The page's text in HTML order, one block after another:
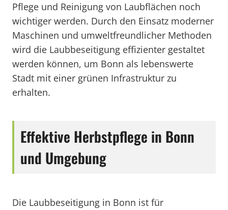
Pflege und Reinigung von Laubflächen noch
wichtiger werden. Durch den Einsatz moderner
Maschinen und umweltfreundlicher Methoden
wird die Laubbeseitigung effizienter gestaltet
werden können, um Bonn als lebenswerte
Stadt mit einer grünen Infrastruktur zu
erhalten.
Effektive Herbstpflege in Bonn
und Umgebung
Die Laubbeseitigung in Bonn ist für